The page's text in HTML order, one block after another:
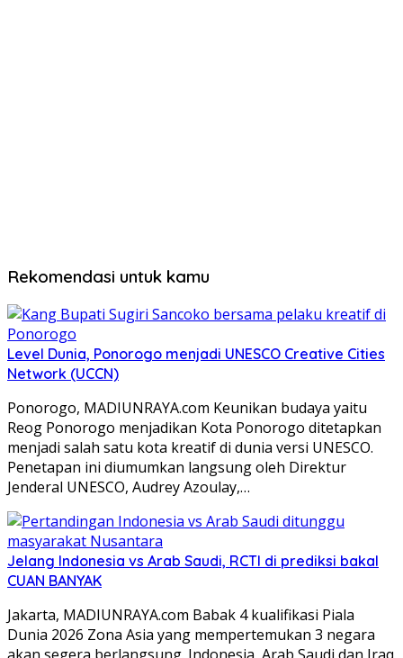
Rekomendasi untuk kamu
Level Dunia, Ponorogo menjadi UNESCO Creative Cities
Network (UCCN)
Ponorogo, MADIUNRAYA.com Keunikan budaya yaitu
Reog Ponorogo menjadikan Kota Ponorogo ditetapkan
menjadi salah satu kota kreatif di dunia versi UNESCO.
Penetapan ini diumumkan langsung oleh Direktur
Jenderal UNESCO, Audrey Azoulay,…
Jelang Indonesia vs Arab Saudi, RCTI di prediksi bakal
CUAN BANYAK
Jakarta, MADIUNRAYA.com Babak 4 kualifikasi Piala
Dunia 2026 Zona Asia yang mempertemukan 3 negara